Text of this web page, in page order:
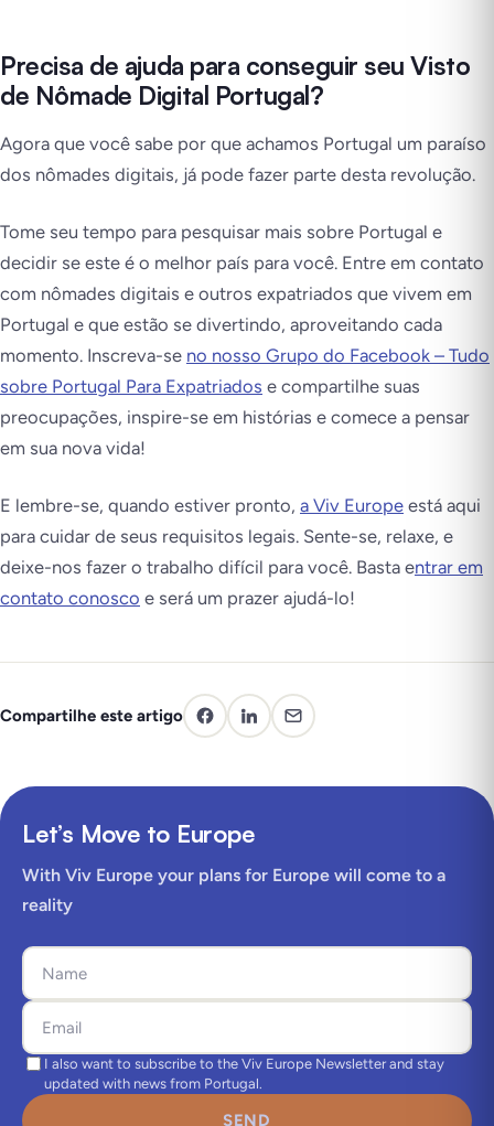
Precisa de ajuda para conseguir seu Visto
de Nômade Digital Portugal?
Agora que você sabe por que achamos Portugal um paraíso
dos nômades digitais, já pode fazer parte desta revolução.
Tome seu tempo para pesquisar mais sobre Portugal e
decidir se este é o melhor país para você. Entre em contato
com nômades digitais e outros expatriados que vivem em
Portugal e que estão se divertindo, aproveitando cada
momento. Inscreva-se no nosso Grupo do Facebook – Tudo
sobre Portugal Para Expatriados e compartilhe suas
preocupações, inspire-se em histórias e comece a pensar
em sua nova vida!
E lembre-se, quando estiver pronto, a Viv Europe está aqui
para cuidar de seus requisitos legais. Sente-se, relaxe, e
deixe-nos fazer o trabalho difícil para você. Basta entrar em
contato conosco e será um prazer ajudá-lo!
Compartilhe este artigo
Let’s Move to Europe
With Viv Europe your plans for Europe will come to a
reality
I also want to subscribe to the Viv Europe Newsletter and stay
updated with news from Portugal.
SEND